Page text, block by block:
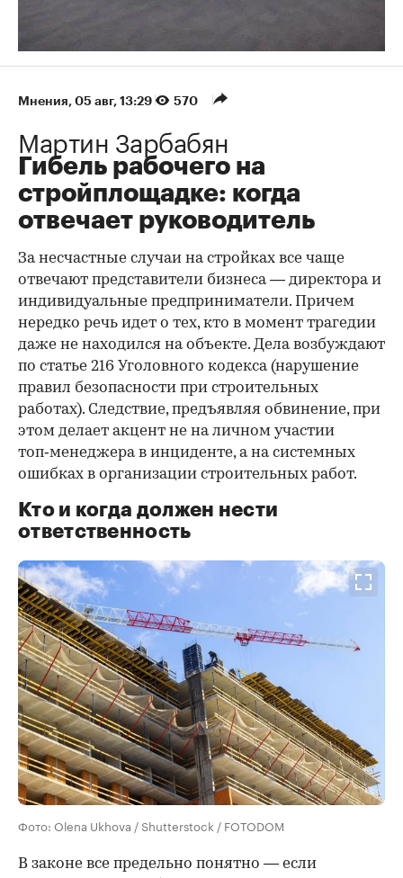
Мнения⁠, 05 авг, 13:29 570
Мартин Зарбабян
Гибель рабочего на
стройплощадке: когда
отвечает руководитель
За несчастные случаи на стройках все чаще
отвечают представители бизнеса — директора и
индивидуальные предприниматели. Причем
нередко речь идет о тех, кто в момент трагедии
даже не находился на объекте. Дела возбуждают
по статье 216 Уголовного кодекса (нарушение
правил безопасности при строительных
работах). Следствие, предъявляя обвинение, при
этом делает акцент не на личном участии
топ‑менеджера в инциденте, а на системных
ошибках в организации строительных работ.
Кто и когда должен нести
ответственность
Фото: Olena Ukhova / Shutterstock / FOTODOM
В законе все предельно понятно — если